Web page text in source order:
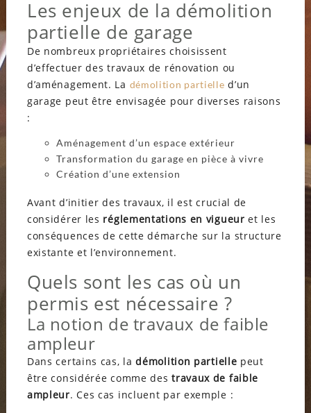
Les enjeux de la démolition
partielle de garage
De nombreux propriétaires choisissent
d’effectuer des travaux de rénovation ou
d’aménagement. La démolition partielle d’un
garage peut être envisagée pour diverses raisons
:
Aménagement d’un espace extérieur
Transformation du garage en pièce à vivre
Création d’une extension
Avant d’initier des travaux, il est crucial de
considérer les réglementations en vigueur et les
conséquences de cette démarche sur la structure
existante et l’environnement.
Quels sont les cas où un
permis est nécessaire ?
La notion de travaux de faible
ampleur
Dans certains cas, ladémolition partielle peut
être considérée comme destravaux de faible
ampleur. Ces cas incluent par exemple :